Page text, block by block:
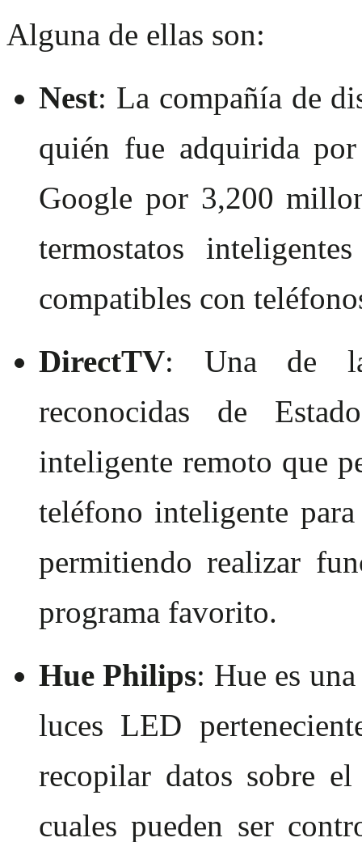
Alguna de ellas son:
Nest: La compañía de
quién fue adquirida
Google por 3,200
termostatos
compatibles con
DirectTV: Una de
reconocidas de
inteligente remoto que
teléfono inteligente
permitiendo realizar
programa favorito.
Hue Philips: Hue es
luces LED
recopilar datos sobre
cuales pueden ser